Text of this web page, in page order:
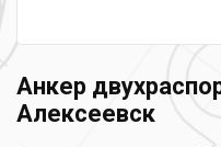
Анкер
Алексеевск